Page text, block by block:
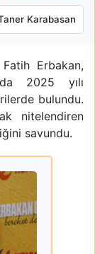
Karabasan
Erbakan,
2025 yılı
bulundu.
nitelendiren
savundu.